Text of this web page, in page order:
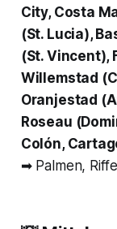
City, Costa
(St. Lucia),
(St. Vincent),
Willemstad
Oranjestad
Roseau
Colón,
➡ Palmen,